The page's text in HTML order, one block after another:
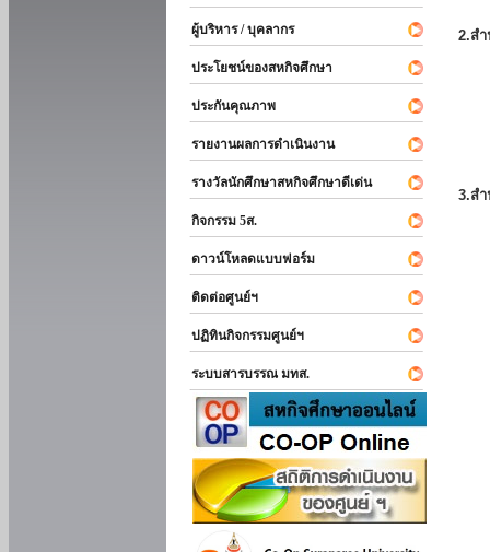
ผู้บริหาร / บุคลากร
ประโยชน์ของสหกิจศึกษา
ประกันคุณภาพ
รายงานผลการดำเนินงาน
รางวัลนักศึกษาสหกิจศึกษาดีเด่น
กิจกรรม 5ส.
ดาวน์โหลดแบบฟอร์ม
ติดต่อศูนย์ฯ
ปฏิทินกิจกรรมศูนย์ฯ
ระบบสารบรรณ มทส.
2.ส
3.ส